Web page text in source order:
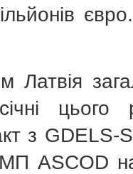
Латвія
цього
з
ASCOD